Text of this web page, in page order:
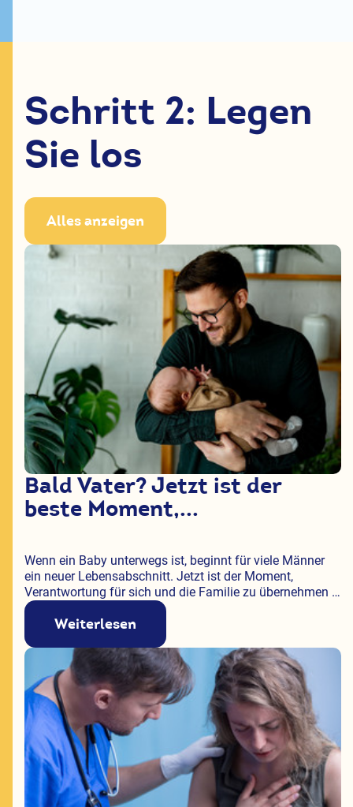
Schritt 2: Legen
Sie los
Alles anzeigen
Bald Vater? Jetzt ist der
beste Moment,...
Wenn ein Baby unterwegs ist, beginnt für viele Männer
ein neuer Lebensabschnitt. Jetzt ist der Moment,
Verantwortung für sich und die Familie zu übernehmen -
für die eigene Gesundheit, die Partnerin und das Kind.
Mit Unterstützung von Nicotinell gelingt der Rauchstopp
leichter.
Weiterlesen